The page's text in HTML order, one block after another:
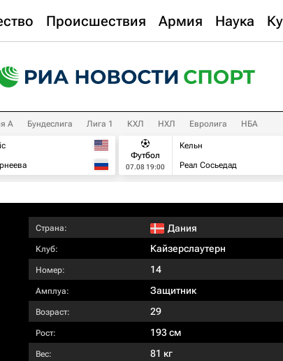
Происшествия Армия Наука
А Бундеслига Лига 1 КХЛ НХЛ Евролига НБА
Футбол
07.08 19:00
Кельн
Реал Сосьедад
Страна: Дания
Клуб: Кайзерслаутерн
Номер: 14
Амплуа: Защитник
Возраст: 29
Рост: 193 см
Вес: 81 кг